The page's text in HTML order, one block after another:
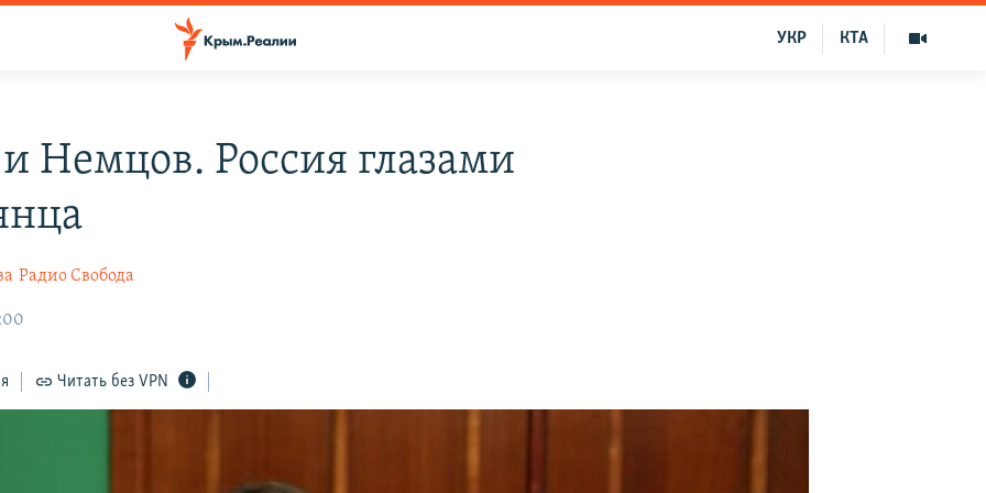
КТА
УКР
Немцов. Россия глазами
Радио Свобода
Читать без VPN